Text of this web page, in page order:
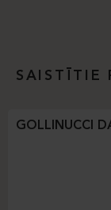
SAISTĪTIE
GOLLINUCCI